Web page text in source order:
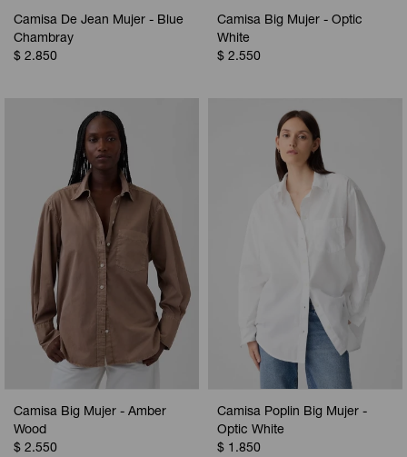
Camisa De Jean Mujer - Blue
Chambray
$ 2.850
Camisa Big Mujer - Optic
White
$ 2.550
Camisa Big Mujer - Amber
Wood
$ 2.550
Camisa Poplin Big Mujer -
Optic White
$ 1.850
Calzas